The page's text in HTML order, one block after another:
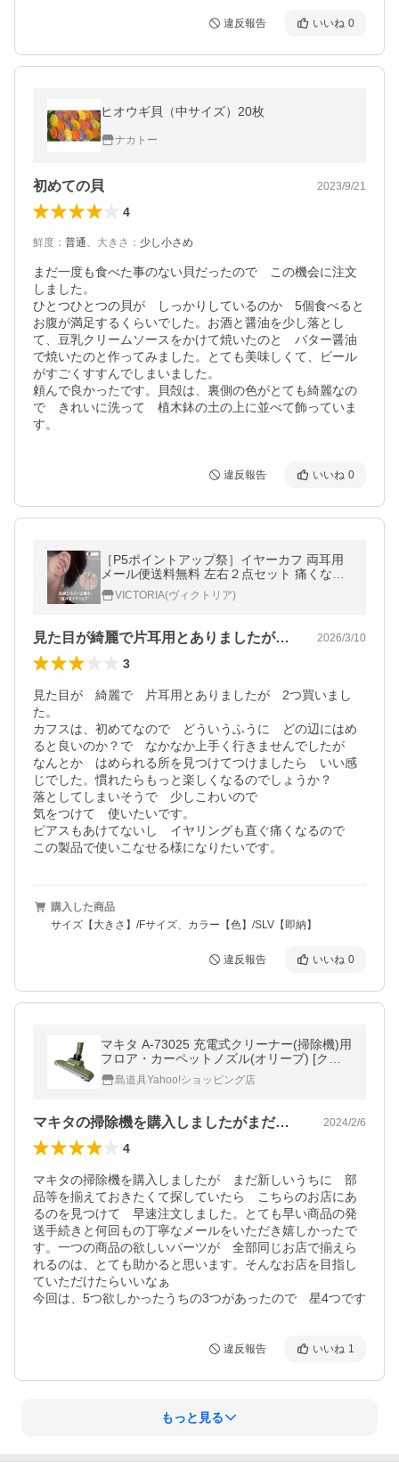
違反報告 いいね 0
ヒオウギ貝（中サイズ）20枚
ナカトー
初めての貝 2023/9/21
4
鮮度 ： 普通、 大きさ ： 少し小さめ
まだ一度も食べた事のない貝だったので　この機会に注文
しました。
ひとつひとつの貝が　しっかりしているのか　5個食べると
お腹が満足するくらいでした。お酒と醤油を少し落とし
て、豆乳クリームソースをかけて焼いたのと　バター醤油
で焼いたのと作ってみました。とても美味しくて、ビール
がすごくすすんでしまいました。
頼んで良かったです。貝殻は、裏側の色がとても綺麗なの
で　きれいに洗って　植木鉢の土の上に並べて飾っていま
す。
違反報告 いいね 0
［P5ポイントアップ祭］イヤーカフ 両耳用
メール便送料無料 左右２点セット 痛くなり
にくい シンプル 上品 レディース シルバー
人気 22J35418
VICTORIA(ヴィクトリア)
見た目が綺麗で片耳用とありましたが2つ… 2026/3/10
3
見た目が　綺麗で　片耳用とありましたが　2つ買いまし
た。
カフスは、初めてなので　どういうふうに　どの辺にはめ
ると良いのか？で　なかなか上手く行きませんでしたが
なんとか　はめられる所を見つけてつけましたら　いい感
じでした。慣れたらもっと楽しくなるのでしょうか？
落としてしまいそうで　少しこわいので
気をつけて　使いたいです。
ピアスもあけてないし　イヤリングも直ぐ痛くなるので
この製品で使いこなせる様になりたいです。
購入した商品
サイズ【大きさ】/Fサイズ、カラー【色】/SLV【即納】
違反報告 いいね 0
マキタ A-73025 充電式クリーナー(掃除機)用
フロア・カーペットノズル(オリーブ) [クリ
ーナー用アタッチメント] ◆
島道具Yahoo!ショッピング店
マキタの掃除機を購入しましたがまだ新し… 2024/2/6
4
マキタの掃除機を購入しましたが　まだ新しいうちに　部
品等を揃えておきたくて探していたら　こちらのお店にあ
るのを見つけて　早速注文しました。とても早い商品の発
送手続きと何回もの丁寧なメールをいただき嬉しかったで
す。一つの商品の欲しいパーツが　全部同じお店で揃えら
れるのは、とても助かると思います。そんなお店を目指し
ていただけたらいいなぁ
今回は、5つ欲しかったうちの3つがあったので　星4つです
違反報告 いいね 1
もっと見る